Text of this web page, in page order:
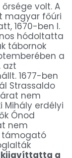
volt. A
magyar főúri
1670-ben I.
hódoltatta
tábornok
a
azt
1677-ben
Strassaldo
nem
Mihály erdélyi
Ónod
nem
támogató
kijavíttatta a